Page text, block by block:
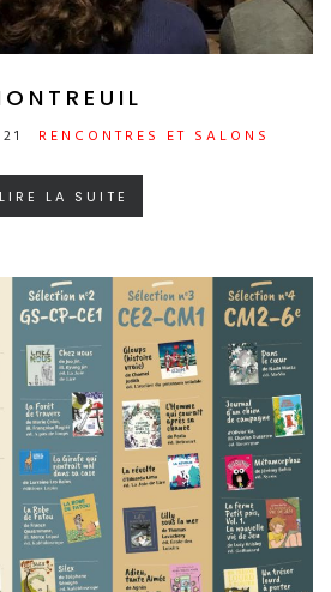
RENCONTRES ET SALONS
LIRE LA SUITE